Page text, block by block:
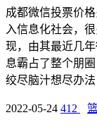
成都微信投票价
入信息化社会，
现，由其最近几
息霸占了整个朋
绞尽脑汁想尽办
2022-05-24 412